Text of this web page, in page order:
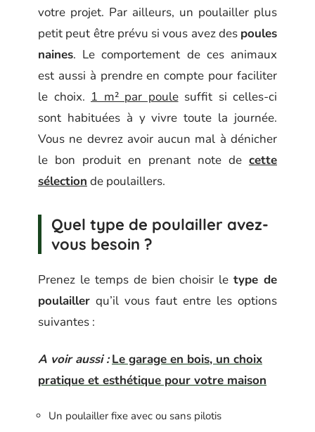
votre projet. Par ailleurs, un poulailler plus
petit peut être prévu si vous avez des poules
naines. Le comportement de ces animaux
est aussi à prendre en compte pour faciliter
le choix. 1 m² par poulesuffit si celles-ci
sont habituées à y vivre toute la journée.
Vous ne devrez avoir aucun mal à dénicher
le bon produit en prenant note de cette
sélection de poulaillers.
Quel type de poulailler avez-
vous besoin ?
Prenez le temps de bien choisir letype de
poulailler qu’il vous faut entre les options
suivantes :
A voir aussi : Le garage en bois, un choix
pratique et esthétique pour votre maison
Un poulailler fixe avec ou sans pilotis